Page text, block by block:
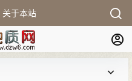
关于本站